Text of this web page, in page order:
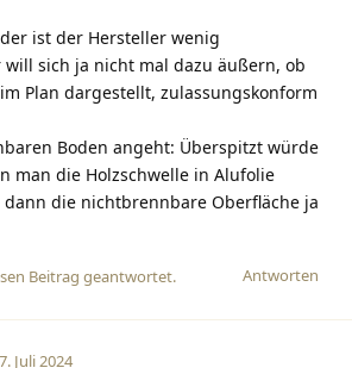
ist der Hersteller wenig
sich ja nicht mal dazu äußern, ob
Plan dargestellt, zulassungskonform
Boden angeht: Überspitzt würde
man die Holzschwelle in Alufolie
dann die nichtbrennbare Oberfläche ja
Antworten
Beitrag geantwortet.
Juli 2024